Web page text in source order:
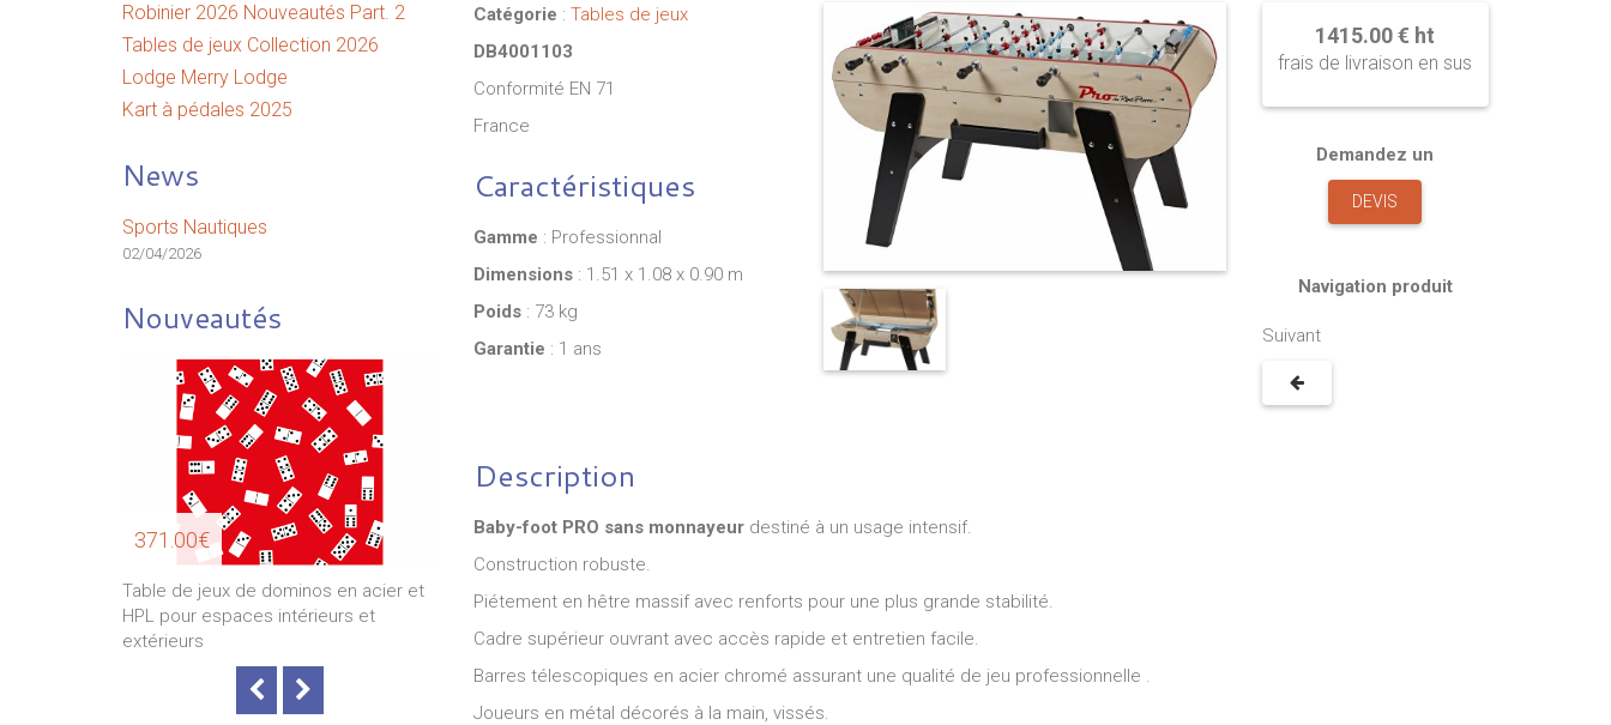
Robinier 2026 Nouveautés Part. 2
Tables de jeux Collection 2026
Lodge Merry Lodge
Kart à pédales 2025
News
Sports Nautiques
02/04/2026
Nouveautés
371.00€
Table de jeux de dominos en acier et
HPL pour espaces intérieurs et
extérieurs
282.50€
Ratelier 3 vélos en acier galvanisé
417.00€
Grande Marelle Terre et Ciel Silhouette
pour école maternelles et
élémentaires
Catégorie : Tables de jeux
DB4001103
Conformité EN 71
France
Caractéristiques
Gamme : Professionnal
Dimensions: 1.51 x 1.08 x 0.90 m
Poids: 73 kg
Garantie : 1 ans
1415.00 € ht
frais de livraison en sus
Demandez un
DEVIS
Navigation produit
Suivant
Description
Baby-foot PRO sans monnayeurdestiné à un usage intensif.
Construction robuste.
Piétement en hêtre massif avec renforts pour une plus grande stabilité.
Cadre supérieur ouvrant avec accès rapide et entretien facile.
Barres télescopiques en acier chromé assurant une qualité de jeu professionnelle .
Joueurs en métal décorés à la main, vissés.